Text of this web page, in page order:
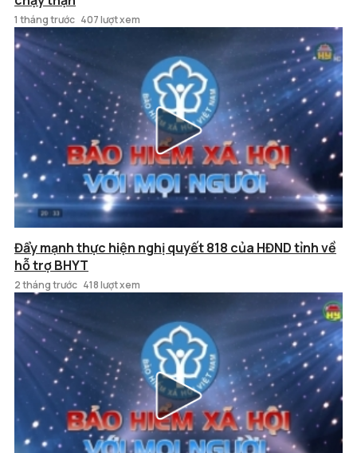
1 tháng trước 407 lượt xem
Đẩy mạnh thực hiện nghị quyết 818 của HĐND tỉnh về
hỗ trợ BHYT
2 tháng trước 418 lượt xem